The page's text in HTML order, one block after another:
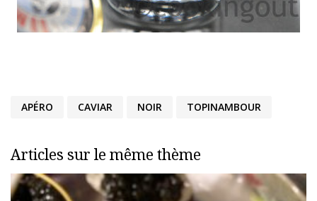
APÉRO CAVIAR NOIR TOPINAMBOUR
Articles sur le même thème